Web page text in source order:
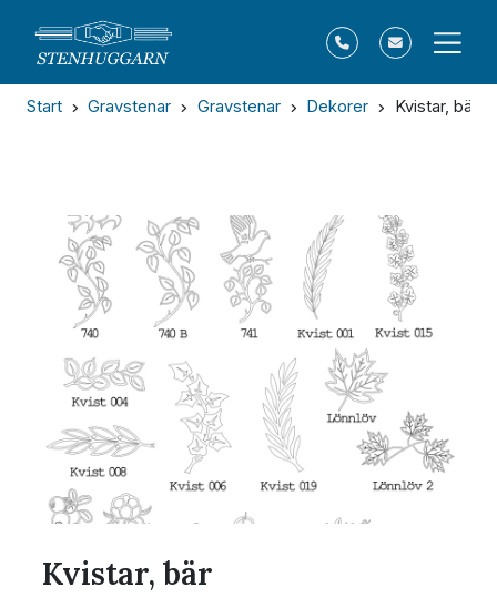
Start Gravstenar Gravstenar Dekorer Kvistar, bär
Kvistar, bär